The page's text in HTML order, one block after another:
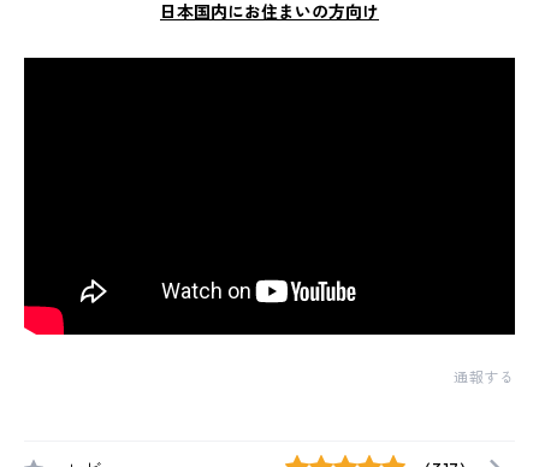
日本国内にお住まいの方向け
通報する